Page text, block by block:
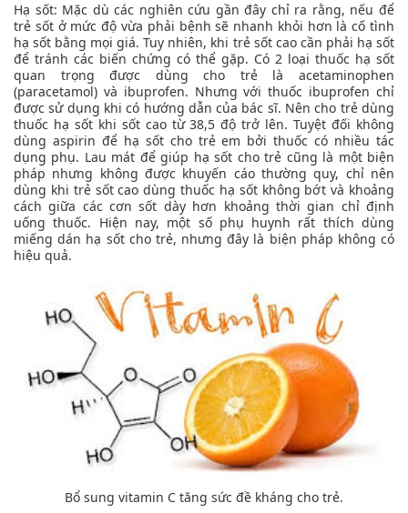
Hạ sốt: Mặc dù các nghiên cứu gần đây chỉ ra rằng, nếu để
trẻ sốt ở mức độ vừa phải bệnh sẽ nhanh khỏi hơn là cố tình
hạ sốt bằng mọi giá. Tuy nhiên, khi trẻ sốt cao cần phải hạ sốt
để tránh các biến chứng có thể gặp. Có 2 loại thuốc hạ sốt
quan trọng được dùng cho trẻ là acetaminophen
(paracetamol) và ibuprofen. Nhưng với thuốc ibuprofen chỉ
được sử dụng khi có hướng dẫn của bác sĩ. Nên cho trẻ dùng
thuốc hạ sốt khi sốt cao từ 38,5 độ trở lên. Tuyệt đối không
dùng aspirin để hạ sốt cho trẻ em bởi thuốc có nhiều tác
dụng phụ. Lau mát để giúp hạ sốt cho trẻ cũng là một biện
pháp nhưng không được khuyến cáo thường quy, chỉ nên
dùng khi trẻ sốt cao dùng thuốc hạ sốt không bớt và khoảng
cách giữa các cơn sốt dày hơn khoảng thời gian chỉ định
uống thuốc. Hiện nay, một số phụ huynh rất thích dùng
miếng dán hạ sốt cho trẻ, nhưng đây là biện pháp không có
hiệu quả.
Bổ sung vitamin C tăng sức đề kháng cho trẻ.